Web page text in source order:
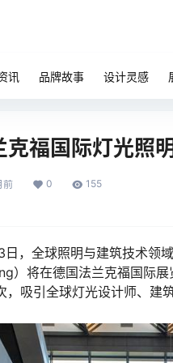
讯 品牌故事 设计灵感
福国际灯光照
前 0 155
日，全球照明与建筑技术
）将在德国法兰克福国际
，吸引全球灯光设计师、建